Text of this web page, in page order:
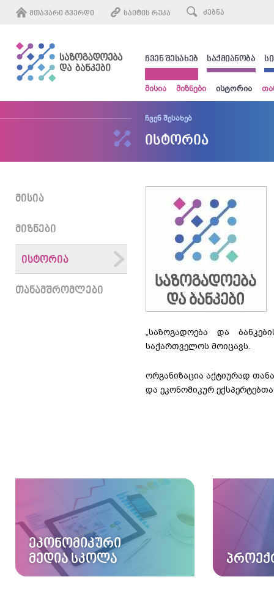
ᲛᲗᲐᲕᲐᲠᲘ ᲒᲕᲔᲠᲓᲘ ᲡᲐᲘᲢᲘᲡ ᲠᲣᲙᲐ
ᲩᲕᲔᲜ ᲨᲔᲡᲐᲮᲔᲑ
მისია მიზნები ისტორია
ᲡᲐᲥᲛᲘᲐᲜᲝᲑᲐ
ჩვენ შესახებ
ისტორია
ᲛᲘᲡᲘᲐ
ᲛᲘᲖᲜᲔᲑᲘ
ᲘᲡᲢᲝᲠᲘᲐ
ᲗᲐᲜᲐᲛᲨᲠᲝᲛᲚᲔᲑᲘ
„საზოგადოება და
საქართველოს მოიცავს.
ორგანიზაცია აქტიურად
და ეკონომიკურ
ᲔᲙᲝᲜᲝᲛᲘᲙᲣᲠᲘ
ᲛᲔᲓᲘᲐ ᲡᲙᲝᲚᲐ